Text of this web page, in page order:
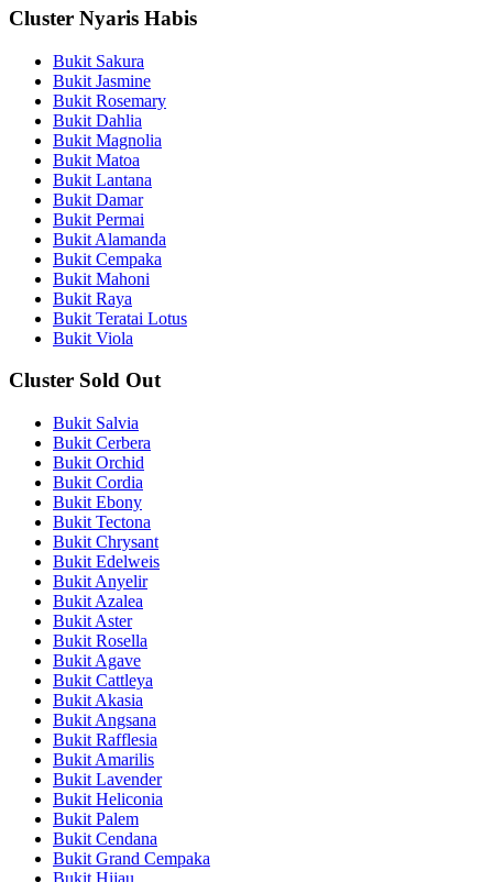
Cluster Nyaris Habis
Bukit Sakura
Bukit Jasmine
Bukit Rosemary
Bukit Dahlia
Bukit Magnolia
Bukit Matoa
Bukit Lantana
Bukit Damar
Bukit Permai
Bukit Alamanda
Bukit Cempaka
Bukit Mahoni
Bukit Raya
Bukit Teratai Lotus
Bukit Viola
Cluster Sold Out
Bukit Salvia
Bukit Cerbera
Bukit Orchid
Bukit Cordia
Bukit Ebony
Bukit Tectona
Bukit Chrysant
Bukit Edelweis
Bukit Anyelir
Bukit Azalea
Bukit Aster
Bukit Rosella
Bukit Agave
Bukit Cattleya
Bukit Akasia
Bukit Angsana
Bukit Rafflesia
Bukit Amarilis
Bukit Lavender
Bukit Heliconia
Bukit Palem
Bukit Cendana
Bukit Grand Cempaka